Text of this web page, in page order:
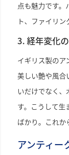
点も魅力です。
ト、ファイリン
3. 経年変化
イギリス製のア
美しい艶や風合
いだけでなく、
す。こうして生
ばかり。これか
アンティー